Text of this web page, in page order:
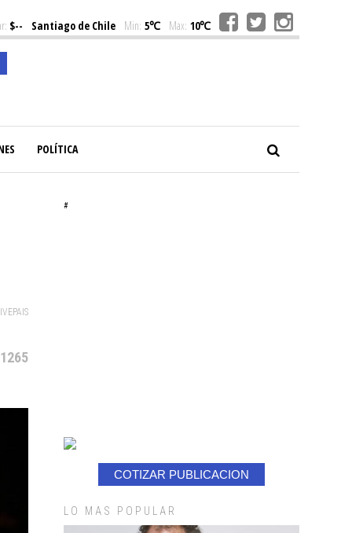
$-- Santiago de Chile Min: 5℃ Max: 10℃
POLÍTICA
#
COTIZAR PUBLICACION
LO MAS POPULAR